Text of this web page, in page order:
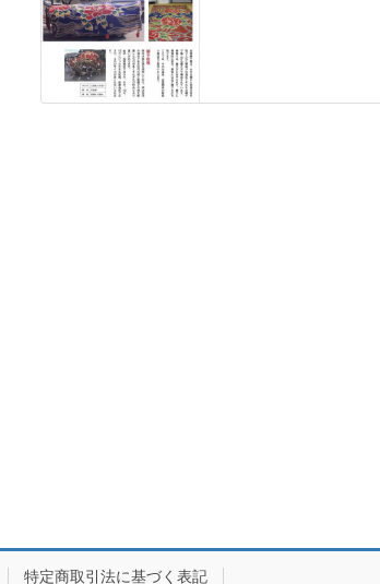
特定商取引法に基づく表記